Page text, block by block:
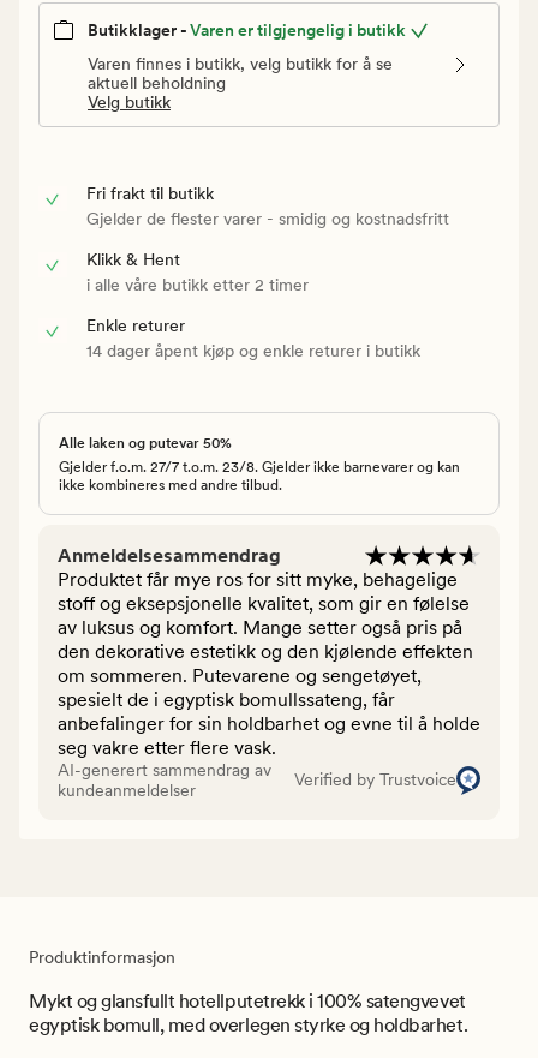
Butikklager -Varen er tilgjengelig i butikk
Varen finnes i butikk, velg butikk for å se
aktuell beholdning
Velg butikk
Fri frakt til butikk
Gjelder de flester varer - smidig og kostnadsfritt
Klikk & Hent
i alle våre butikk etter 2 timer
Enkle returer
14 dager åpent kjøp og enkle returer i butikk
Alle laken og putevar 50%
Gjelder f.o.m. 27/7 t.o.m. 23/8. Gjelder ikke barnevarer og kan
ikke kombineres med andre tilbud.
Anmeldelsesammendrag
Produktet får mye ros for sitt myke, behagelige
stoff og eksepsjonelle kvalitet, som gir en følelse
av luksus og komfort. Mange setter også pris på
den dekorative estetikk og den kjølende effekten
om sommeren. Putevarene og sengetøyet,
spesielt de i egyptisk bomullssateng, får
anbefalinger for sin holdbarhet og evne til å holde
seg vakre etter flere vask.
AI-generert sammendrag av
kundeanmeldelser
Verified by Trustvoice
Produktinformasjon
Mykt og glansfullt hotellputetrekk i 100% satengvevet
egyptisk bomull, med overlegen styrke og holdbarhet.